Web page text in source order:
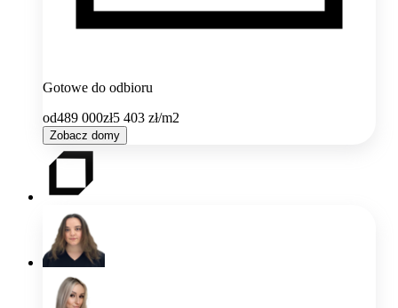
Gotowe do odbioru
od489 000zł5 403 zł/m2
Zobacz domy